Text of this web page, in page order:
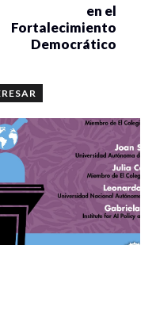
la pieza final.
en el
Fortalecimiento
Democrático